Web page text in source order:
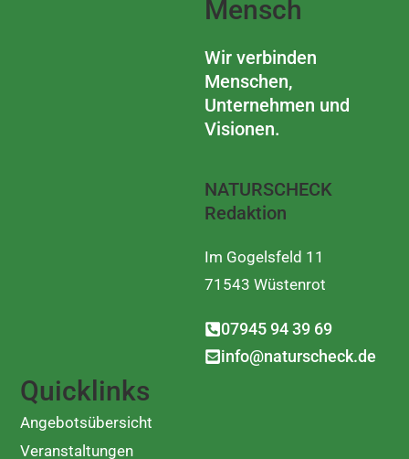
Mensch
Wir verbinden
Menschen,
Unternehmen und
Visionen.
NATURSCHECK
Redaktion
Im Gogelsfeld 11
71543 Wüstenrot
07945 94 39 69
info@naturscheck.de
Quicklinks
Angebotsübersicht
Veranstaltungen